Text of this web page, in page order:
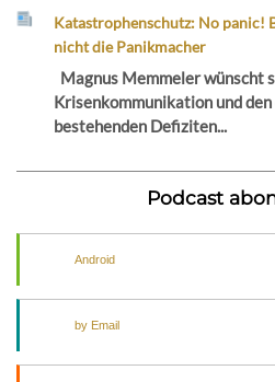
Katastrophenschutz: No panic!
nicht die Panikmacher
Magnus Memmeler wünscht
Krisenkommunikation und
bestehenden Defiziten...
Podcast
Android
by Email